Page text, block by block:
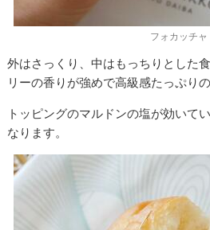
フォカッチャ
外はさっくり、中はもっちりとした
リーの香りが強めで高級感たっぷり
トッピングのマルドンの塩が効いて
なります。